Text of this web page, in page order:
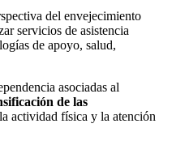
del envejecimiento
servicios de asistencia
de apoyo, salud,
asociadas al
de las
actividad física y la atención